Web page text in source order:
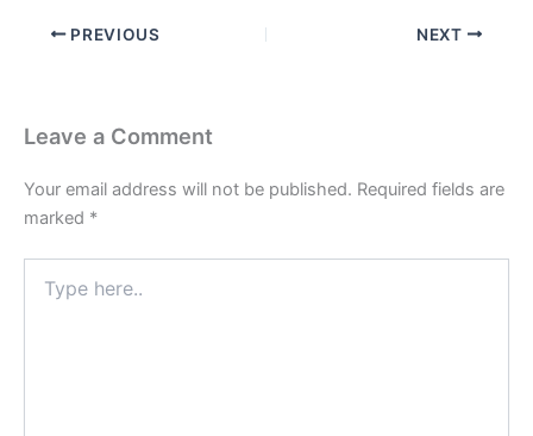
PREVIOUS NEXT
Leave a Comment
Your email address will not be published. Required fields are
marked *
here..